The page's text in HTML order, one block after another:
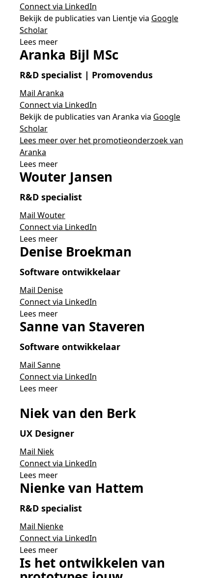
Connect via LinkedIn
Bekijk de publicaties van Lientje via Google
Scholar
Lees meer
Aranka Bijl MSc
R&D specialist | Promovendus
Mail Aranka
Connect via LinkedIn
Bekijk de publicaties van Aranka via Google
Scholar
Lees meer over het promotieonderzoek van
Aranka
Lees meer
Wouter Jansen
R&D specialist
Mail Wouter
Connect via LinkedIn
Lees meer
Denise Broekman
Software ontwikkelaar
Mail Denise
Connect via LinkedIn
Lees meer
Sanne van Staveren
Software ontwikkelaar
Mail Sanne
Connect via LinkedIn
Lees meer
Niek van den Berk
UX Designer
Mail Niek
Connect via LinkedIn
Lees meer
Nienke van Hattem
R&D specialist
Mail Nienke
Connect via LinkedIn
Lees meer
Is het ontwikkelen van